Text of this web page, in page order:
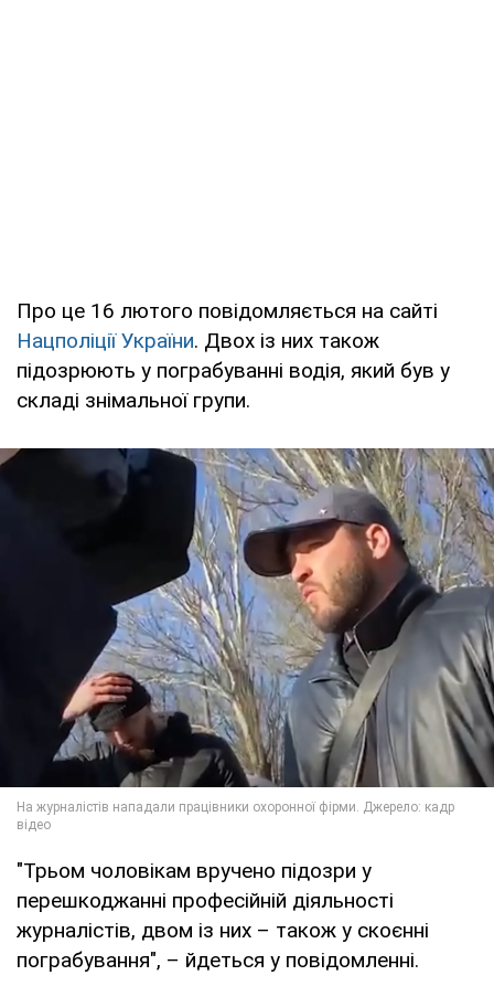
Про це 16 лютого повідомляється на сайті
Нацполіції України. Двох із них також
підозрюють у пограбуванні водія, який був у
складі знімальної групи.
"Трьом чоловікам вручено підозри у
перешкоджанні професійній діяльності
журналістів, двом із них – також у скоєнні
пограбування", – йдеться у повідомленні.